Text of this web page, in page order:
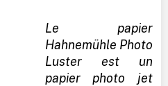
Le papier
Hahnemühle Photo
Luster est un
papier photo jet